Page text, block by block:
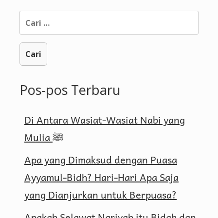
Cari
untuk:
Pos-pos Terbaru
Di Antara Wasiat-Wasiat Nabi yang
Mulia ﷺ
Apa yang Dimaksud dengan Puasa
Ayyamul-Bidh? Hari-Hari Apa Saja
yang Dianjurkan untuk Berpuasa?